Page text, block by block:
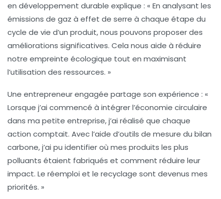
en développement durable explique : « En analysant les
émissions de gaz à effet de serre à chaque étape du
cycle de vie d’un produit, nous pouvons proposer des
améliorations significatives. Cela nous aide à réduire
notre empreinte écologique tout en maximisant
l’utilisation des ressources. »
Une entrepreneur engagée partage son expérience : «
Lorsque j’ai commencé à intégrer l’économie circulaire
dans ma petite entreprise, j’ai réalisé que chaque
action comptait. Avec l’aide d’outils de mesure du bilan
carbone, j’ai pu identifier où mes produits les plus
polluants étaient fabriqués et comment réduire leur
impact. Le réemploi et le recyclage sont devenus mes
priorités. »